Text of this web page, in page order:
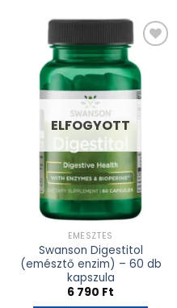
Kívánságlistához
adás
ELFOGYOTT
EMÉSZTÉS
Swanson Digestitol
(emésztő enzim) – 60 db
kapszula
6 790 Ft